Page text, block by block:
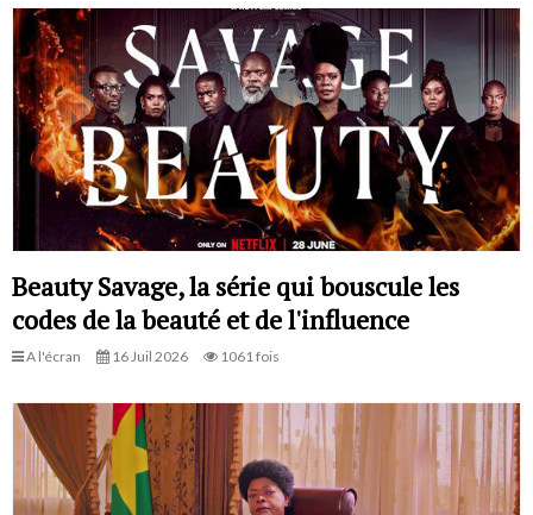
Beauty Savage, la série qui bouscule les
codes de la beauté et de l'influence
A l'écran 16 Juil 2026 1061 fois